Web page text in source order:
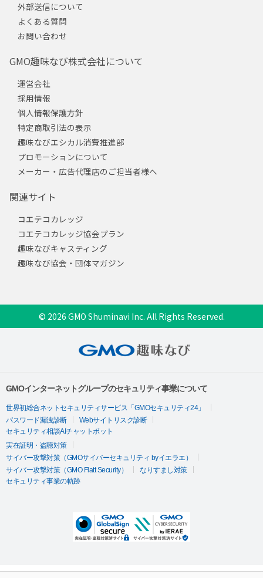
外部送信について
よくある質問
お問い合わせ
GMO趣味なび株式会社について
運営会社
採用情報
個人情報保護方針
特定商取引法の表示
趣味なびエシカル消費推進部
プロモーションについて
メーカー・広告代理店のご担当者様へ
関連サイト
コエテコカレッジ
コエテコカレッジ協会プラン
趣味なびキャスティング
趣味なび協会・団体マガジン
© 2026 GMO Shuminavi Inc. All Rights Reserved.